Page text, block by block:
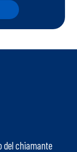
del chiamante